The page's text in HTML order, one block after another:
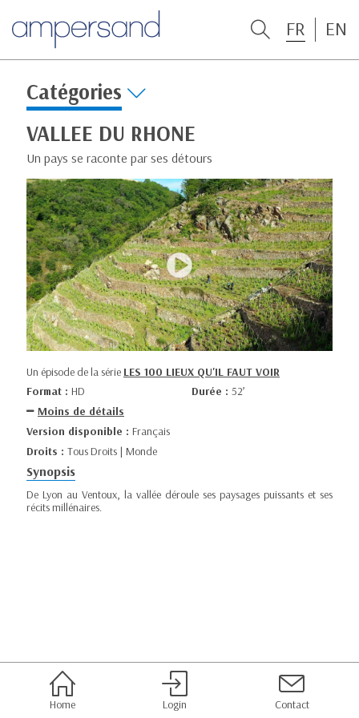
FR EN
Catégories
VALLEE DU RHONE
Un pays se raconte par ses détours
Un épisode de la série LES 100 LIEUX QU'IL FAUT VOIR
Format : HD Durée : 52’
Moins de détails
Version disponible : Français
Droits : Tous Droits | Monde
Synopsis
De Lyon au Ventoux, la vallée déroule ses paysages puissants et ses
récits millénaires.
Home Login Contact